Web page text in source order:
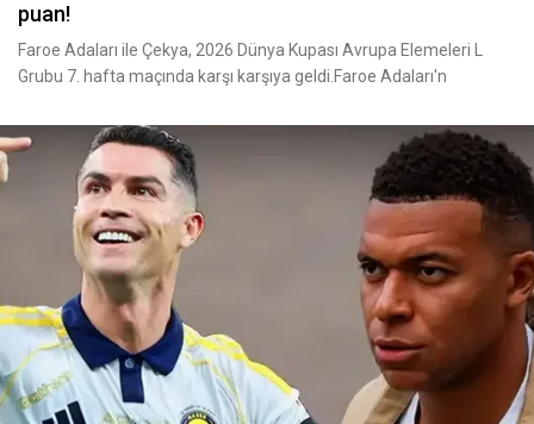
puan!
Faroe Adaları ile Çekya, 2026 Dünya Kupası Avrupa Elemeleri L
Grubu 7. hafta maçında karşı karşıya geldi.Faroe Adaları'n